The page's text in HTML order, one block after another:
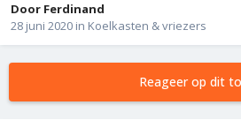
Door Ferdinand
28 juni 2020 in Koelkasten & vriezers
Reageer op dit